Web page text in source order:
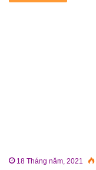
18 Tháng năm, 2021